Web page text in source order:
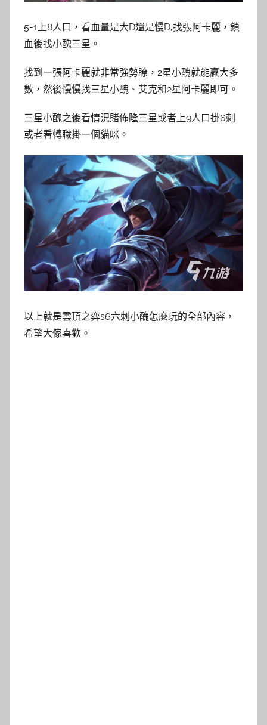
5-1上8人口，看血量是大D還是慢D,找張阿卡麗，鎖
血後找小醜三星。
找到一張阿卡麗就非常強勢瞭，2星小醜就能贏大多
數，然後慢慢找三星小醜、艾克和2星阿卡麗即可。
三星小醜之後看情況賭佈隆三星或者上9人口掛6刺
或者看轉職掛一個貓咪。
以上就是雲頂之弈s6六刺小醜怎麼玩的全部內容，
希望大傢喜歡。